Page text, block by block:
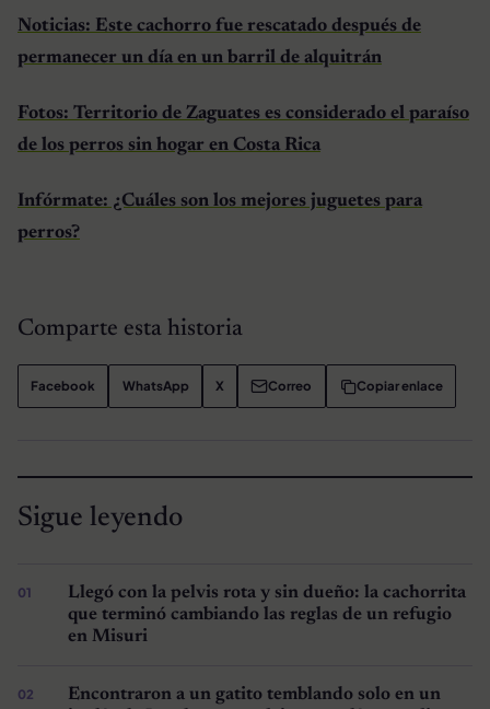
Noticias: Este cachorro fue rescatado después de
permanecer un día en un barril de alquitrán
Fotos: Territorio de Zaguates es considerado el paraíso
de los perros sin hogar en Costa Rica
Infórmate: ¿Cuáles son los mejores juguetes para
perros?
Comparte esta historia
Facebook WhatsApp X Correo Copiar enlace
Sigue leyendo
Llegó con la pelvis rota y sin dueño: la cachorrita
que terminó cambiando las reglas de un refugio
en Misuri
Encontraron a un gatito temblando solo en un